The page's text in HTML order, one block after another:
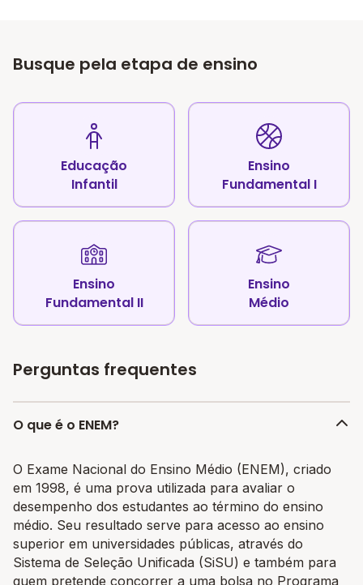
Busque pela etapa de ensino
Educação
Infantil
Ensino
Fundamental I
Ensino
Fundamental II
Ensino
Médio
Perguntas frequentes
O que é o ENEM?
O Exame Nacional do Ensino Médio (ENEM), criado
em 1998, é uma prova utilizada para avaliar o
desempenho dos estudantes ao término do ensino
médio. Seu resultado serve para acesso ao ensino
superior em universidades públicas, através do
Sistema de Seleção Unificada (SiSU) e também para
quem pretende concorrer a uma bolsa no Programa